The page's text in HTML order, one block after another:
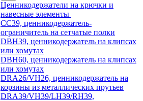
Ценникодержатели на крючки и
навесные элементы
CC39, ценникодержатель-
ограничитель на сетчатые полки
DBH39, ценникодержатель на клипсах
или хомутах
DBH60, ценникодержатель на клипсах
или хомутах
DRA26/VH26, ценникодержатель на
корзины из металлических прутьев
DRA39/VH39/LH39/RH39,